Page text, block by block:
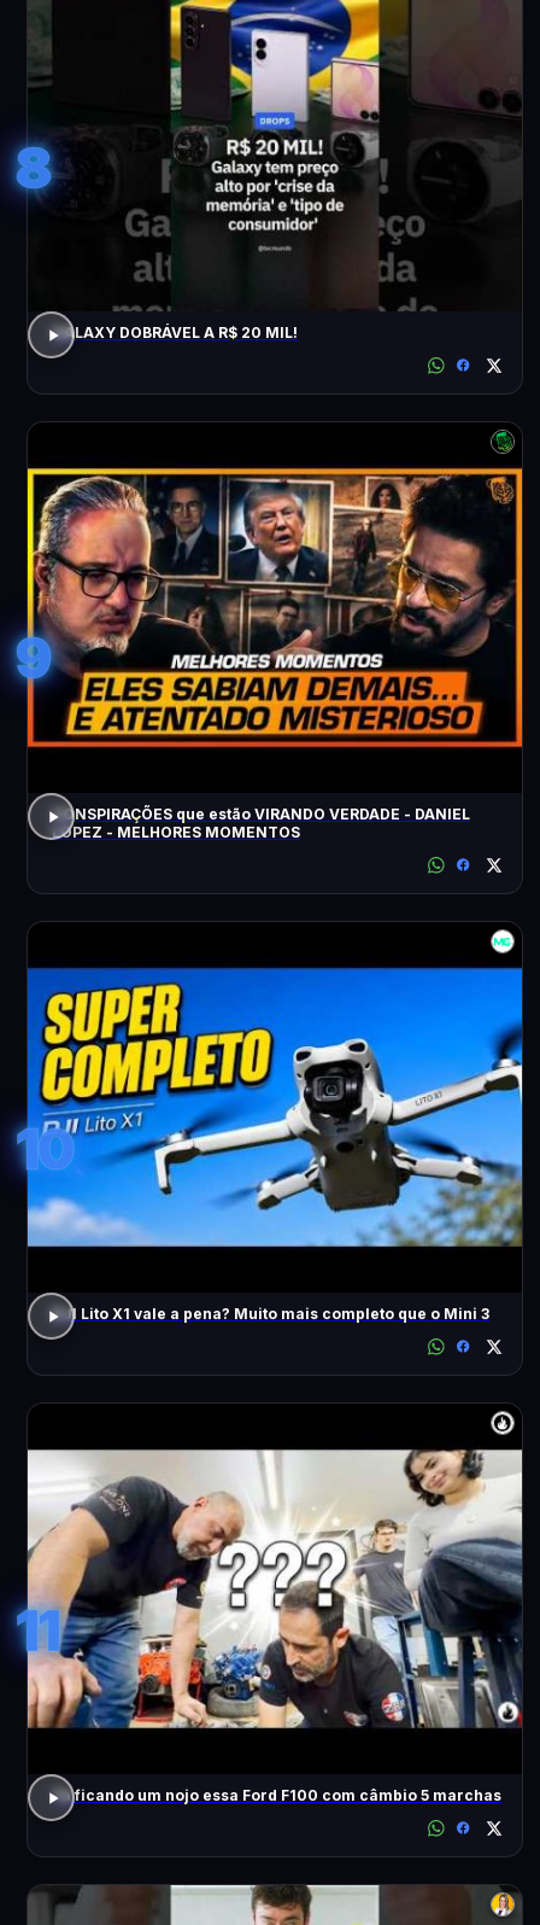
8
GALAXY DOBRÁVEL A R$ 20 MIL!
9
CONSPIRAÇÕES que estão VIRANDO VERDADE - DANIEL
LOPEZ - MELHORES MOMENTOS
10
DJI Lito X1 vale a pena? Muito mais completo que o Mini 3
11
Tá ficando um nojo essa Ford F100 com câmbio 5 marchas